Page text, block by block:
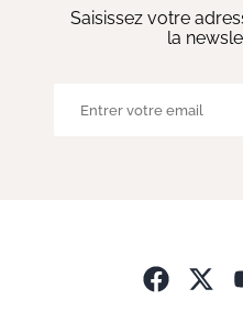
Saisissez votre
la